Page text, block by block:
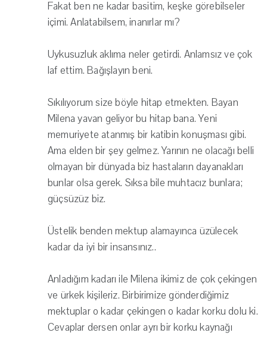
Fakat ben ne kadar basitim, keşke görebilseler
içimi. Anlatabilsem, inanırlar mı?
Uykusuzluk aklıma neler getirdi. Anlamsız ve çok
laf ettim. Bağışlayın beni.
Sıkılıyorum size böyle hitap etmekten. Bayan
Milena yavan geliyor bu hitap bana. Yeni
memuriyete atanmış bir katibin konuşması gibi.
Ama elden bir şey gelmez. Yarının ne olacağı belli
olmayan bir dünyada biz hastaların dayanakları
bunlar olsa gerek. Sıksa bile muhtacız bunlara;
güçsüzüz biz.
Üstelik benden mektup alamayınca üzülecek
kadar da iyi bir insansınız..
Anladığım kadarı ile Milena ikimiz de çok çekingen
ve ürkek kişileriz. Birbirimize gönderdiğimiz
mektuplar o kadar çekingen o kadar korku dolu ki.
Cevaplar dersen onlar ayrı bir korku kaynağı